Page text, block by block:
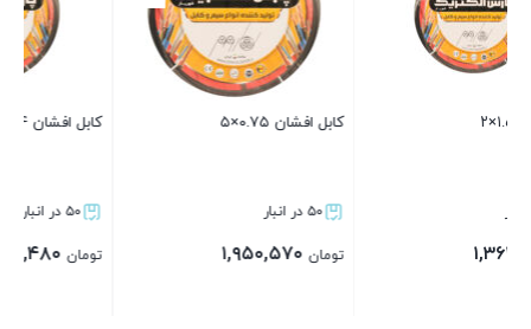
کابل افشان ۰.۷۵×۵
تومان
کابل افشان ۴×۳
تومان